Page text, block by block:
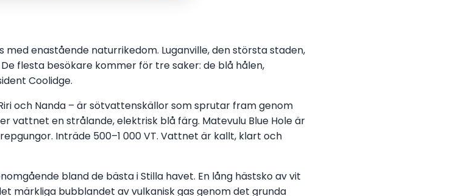
med enastående naturrikedom. Luganville, den största staden,
flesta besökare kommer för tre saker: de blå hålen,
Coolidge.
och Nanda – är sötvattenskällor som sprutar fram genom
vattnet en strålande, elektrisk blå färg. Matevulu Blue Hole är
Inträde 500–1 000 VT. Vattnet är kallt, klart och
bland de bästa i Stilla havet. En lång hästsko av vit
märkliga bubblandet av vulkanisk gas genom det grunda